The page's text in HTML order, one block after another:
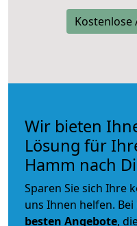
Kostenlose
Wir bieten
Lösung für
Hamm nach
Sparen Sie sich Ihre
uns Ihnen helfen.
besten Angebote,